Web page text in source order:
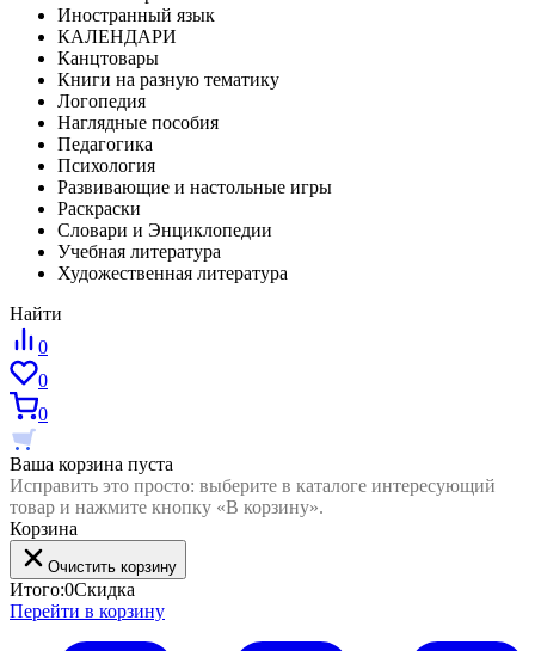
Иностранный язык
КАЛЕНДАРИ
Канцтовары
Книги на разную тематику
Логопедия
Наглядные пособия
Педагогика
Психология
Развивающие и настольные игры
Раскраски
Словари и Энциклопедии
Учебная литература
Художественная литература
Найти
0
0
0
Ваша корзина пуста
Исправить это просто: выберите в каталоге интересующий
товар и нажмите кнопку «В корзину».
Корзина
Очистить корзину
Итого:0Скидка
Перейти в корзину